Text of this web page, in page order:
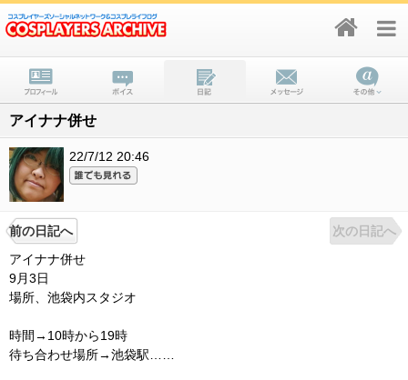
アイナナ併せ
22/7/12 20:46
前の日記へ
次の日記へ
アイナナ併せ
9月3日
場所、池袋内スタジオ
時間→10時から19時
待ち合わせ場所→池袋駅……